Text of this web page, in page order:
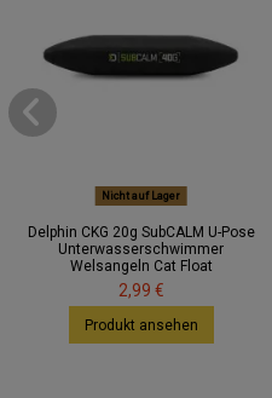
Nicht auf Lager
Delphin CKG 20g SubCALM U-Pose
Unterwasserschwimmer
Welsangeln Cat Float
2,99 €
Produkt ansehen